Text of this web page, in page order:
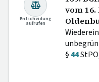
Entscheidung
aufrufen
vom 16.
§44